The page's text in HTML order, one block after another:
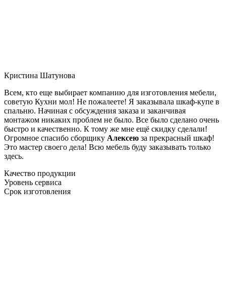
Кристина Шатунова
Всем, кто еще выбирает компанию для изготовления мебели,
советую Кухни мол! Не пожалеете! Я заказывала шкаф-купе в
спальню. Начиная с обсуждения заказа и заканчивая
монтажом никаких проблем не было. Все было сделано очень
быстро и качественно. К тому же мне ещё скидку сделали!
Огромное спасибо сборщику Алексею за прекрасный шкаф!
Это мастер своего дела! Всю мебель буду заказывать только
здесь.
Качество продукции
Уровень сервиса
Срок изготовления